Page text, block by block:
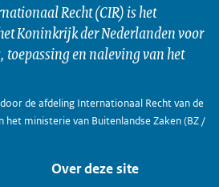
Recht (CIR) is het
Koninkrijk der Nederlanden voor
en naleving van het
de afdeling Internationaal Recht van de
het ministerie van Buitenlandse Zaken (BZ /
Over deze site